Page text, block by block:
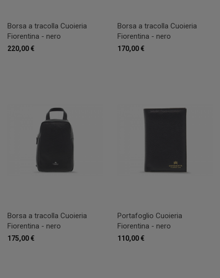
Borsa a tracolla Cuoieria
Fiorentina - nero
220,00 €
Borsa a tracolla Cuoieria
Fiorentina - nero
170,00 €
Borsa a tracolla Cuoieria
Fiorentina - nero
175,00 €
Portafoglio Cuoieria
Fiorentina - nero
110,00 €